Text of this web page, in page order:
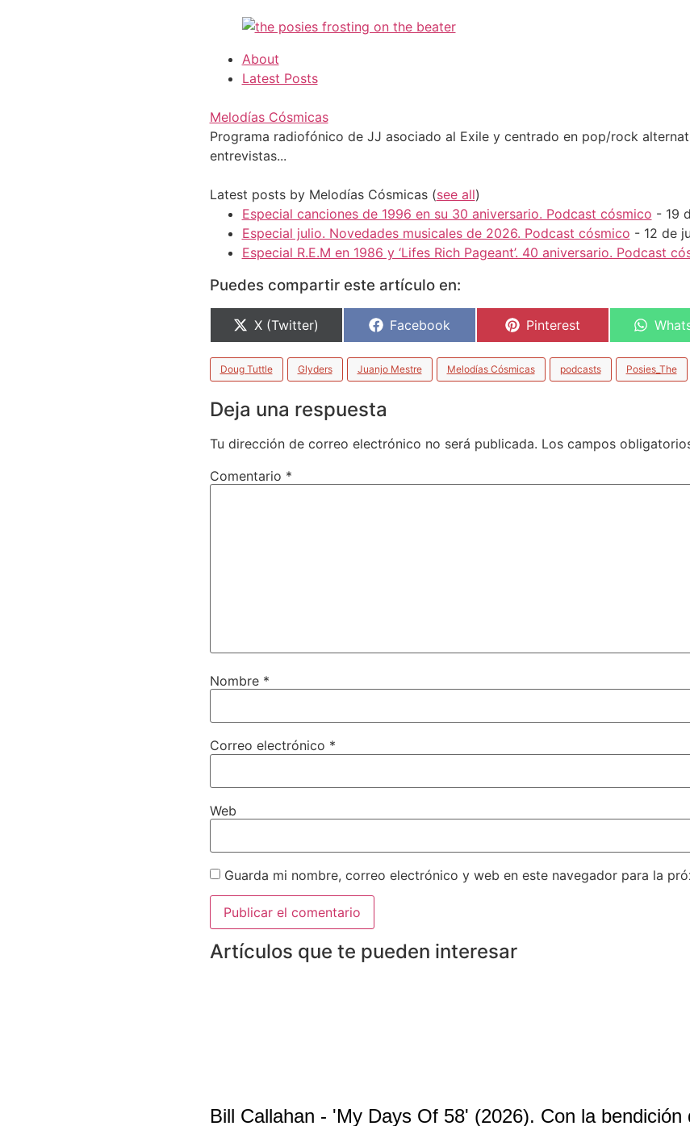
About
Latest Posts
Melodías Cósmicas
Programa radiofónico de JJ asociado al Exile y centrado en pop/rock
entrevistas...
Latest posts by Melodías Cósmicas (see all)
Especial canciones de 1996 en su 30 aniversario. Podcast cósmico - 19
Especial julio. Novedades musicales de 2026. Podcast cósmico - 12 de
Especial R.E.M en 1986 y ‘Lifes Rich Pageant’. 40 aniversario. Podcast
Puedes compartir este artículo en:
X (Twitter) Facebook Pinterest
Doug Tuttle Glyders Juanjo Mestre Melodías Cósmicas podcasts Posies_The
Deja una respuesta
Tu dirección de correo electrónico no será publicada. Los campos
Comentario *
Nombre *
Correo electrónico *
Web
Guarda mi nombre, correo electrónico y web en este navegador para la
Artículos que te pueden interesar
Bill Callahan - 'My Days Of 58' (2026). Con la bendición